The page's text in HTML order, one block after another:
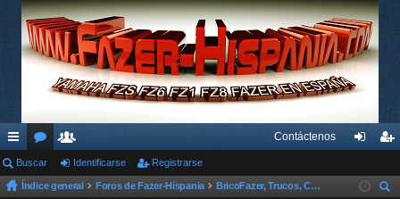
nl
ac
or
os
su
ari
Contáctenos
nti ist
Buscar Identificarse Registrarse
Índice general Foros de Fazer-Hispania
BricoFazer, Trucos, Consejos Técnicos y Taller Mecánico